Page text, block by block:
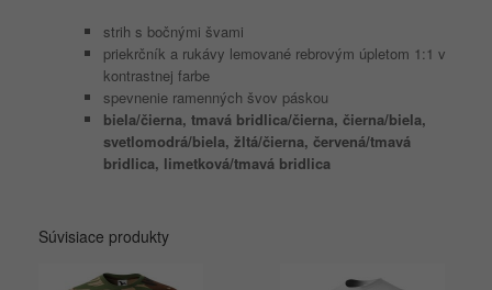
strih s bočnými švami
priekrčník a rukávy lemované rebrovým úpletom 1:1 v
kontrastnej farbe
spevnenie ramenných švov páskou
biela/čierna, tmavá bridlica/čierna, čierna/biela,
svetlomodrá/biela, žltá/čierna, červená/tmavá
bridlica, limetková/tmavá bridlica
Súvisiace produkty